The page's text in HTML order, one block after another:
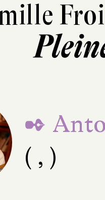
✒
( , )